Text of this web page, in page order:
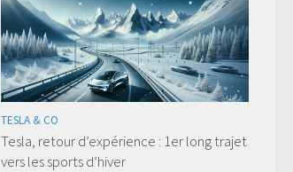
TESLA & CO
Tesla, retour d’expérience : 1er long trajet
vers les sports d’hiver